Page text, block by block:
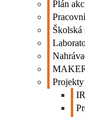
Plán
Školská
Projekty